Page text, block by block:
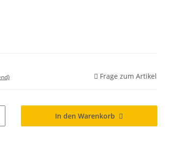
Frage zum Artikel
In den Warenkorb